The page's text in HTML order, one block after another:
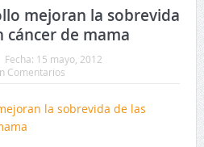
mejoran la sobrevida
cáncer de mama
Fecha: 15 mayo, 2012
Comentarios